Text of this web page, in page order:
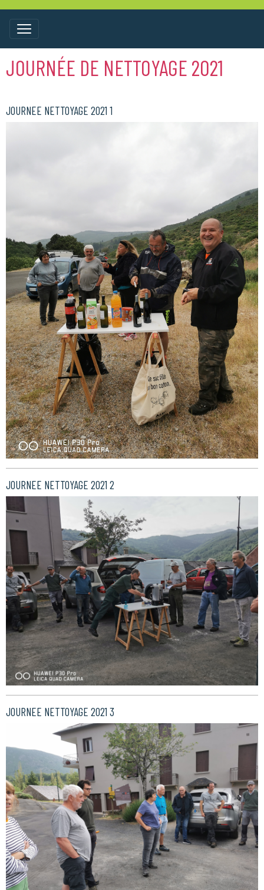
JOURNÉE DE NETTOYAGE 2021
JOURNEE NETTOYAGE 2021 1
JOURNEE NETTOYAGE 2021 2
JOURNEE NETTOYAGE 2021 3